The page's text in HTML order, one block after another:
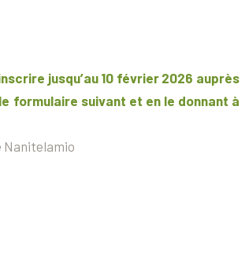
jusqu’au 10 février 2026 auprès
formulaire suivant et en le donnant à
Nanitelamio